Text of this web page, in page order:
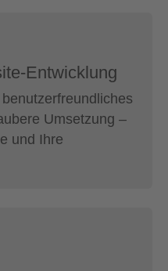
Entwicklung
Umsetzung –
und Ihre